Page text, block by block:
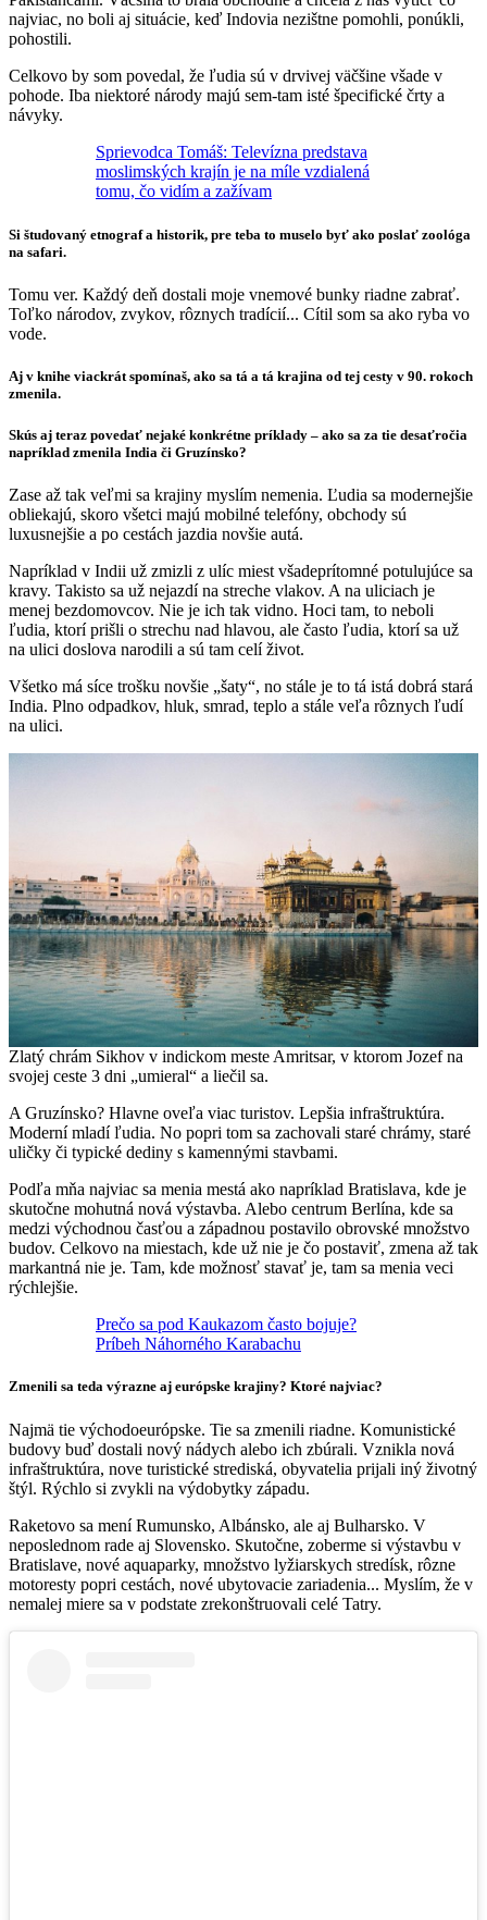
najviac, no boli aj situácie, keď Indovia nezištne pomohli, ponúkli,
pohostili.
Celkovo by som povedal, že ľudia sú v drvivej väčšine všade v
pohode. Iba niektoré národy majú sem-tam isté špecifické črty a
návyky.
Sprievodca Tomáš: Televízna predstava
moslimských krajín je na míle vzdialená
tomu, čo vidím a zažívam
Si študovaný etnograf a historik, pre teba to muselo byť ako poslať zoológa
na safari.
Tomu ver. Každý deň dostali moje vnemové bunky riadne zabrať.
Toľko národov, zvykov, rôznych tradícií... Cítil som sa ako ryba vo
vode.
Aj v knihe viackrát spomínaš, ako sa tá a tá krajina od tej cesty v 90. rokoch
zmenila.
Skús aj teraz povedať nejaké konkrétne príklady – ako sa za tie desaťročia
napríklad zmenila India či Gruzínsko?
Zase až tak veľmi sa krajiny myslím nemenia. Ľudia sa modernejšie
obliekajú, skoro všetci majú mobilné telefóny, obchody sú
luxusnejšie a po cestách jazdia novšie autá.
Napríklad v Indii už zmizli z ulíc miest všadeprítomné potulujúce sa
kravy. Takisto sa už nejazdí na streche vlakov. A na uliciach je
menej bezdomovcov. Nie je ich tak vidno. Hoci tam, to neboli
ľudia, ktorí prišli o strechu nad hlavou, ale často ľudia, ktorí sa už
na ulici doslova narodili a sú tam celí život.
Všetko má síce trošku novšie „šaty“, no stále je to tá istá dobrá stará
India. Plno odpadkov, hluk, smrad, teplo a stále veľa rôznych ľudí
na ulici.
Zlatý chrám Sikhov v indickom meste Amritsar, v ktorom Jozef na
svojej ceste 3 dni „umieral“ a liečil sa.
A Gruzínsko? Hlavne oveľa viac turistov. Lepšia infraštruktúra.
Moderní mladí ľudia. No popri tom sa zachovali staré chrámy, staré
uličky či typické dediny s kamennými stavbami.
Podľa mňa najviac sa menia mestá ako napríklad Bratislava, kde je
skutočne mohutná nová výstavba. Alebo centrum Berlína, kde sa
medzi východnou časťou a západnou postavilo obrovské množstvo
budov. Celkovo na miestach, kde už nie je čo postaviť, zmena až tak
markantná nie je. Tam, kde možnosť stavať je, tam sa menia veci
rýchlejšie.
Prečo sa pod Kaukazom často bojuje?
Príbeh Náhorného Karabachu
Zmenili sa teda výrazne aj európske krajiny? Ktoré najviac?
Najmä tie východoeurópske. Tie sa zmenili riadne. Komunistické
budovy buď dostali nový nádych alebo ich zbúrali. Vznikla nová
infraštruktúra, nove turistické strediská, obyvatelia prijali iný životný
štýl. Rýchlo si zvykli na výdobytky západu.
Raketovo sa mení Rumunsko, Albánsko, ale aj Bulharsko. V
neposlednom rade aj Slovensko. Skutočne, zoberme si výstavbu v
Bratislave, nové aquaparky, množstvo lyžiarskych stredísk, rôzne
motoresty popri cestách, nové ubytovacie zariadenia... Myslím, že v
nemalej miere sa v podstate zrekonštruovali celé Tatry.